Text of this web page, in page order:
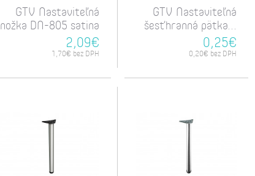
GTV Nastaviteľná
nožka DN-805 satina
2,09€
1,70€ bez DPH
GTV Nastaviteľná
šesťhranná pätka...
0,25€
0,20€ bez DPH